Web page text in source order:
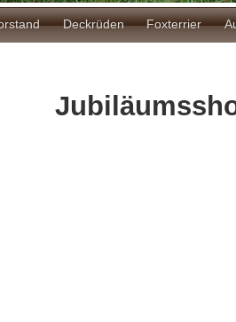
Deckrüden Foxterrier